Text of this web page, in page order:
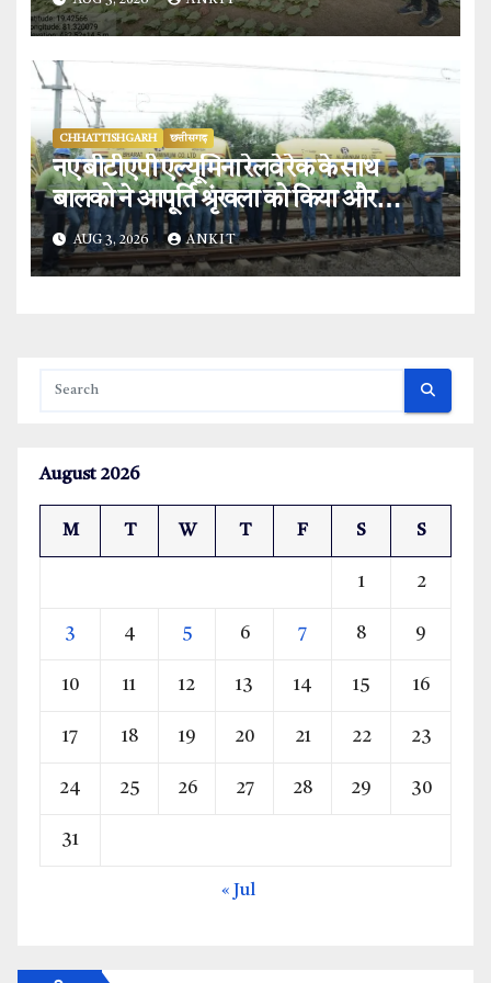
लाभ.
CHHATTISHGARH छत्तीसगढ़
नए बीटीएपी एल्यूमिना रेलवे रेक के साथ
बालको ने आपूर्ति श्रृंखला को किया और
मजबूत.
AUG 3, 2026 ANKIT
August 2026
M T W T F S S
1 2
3 4 5 6 7 8 9
10 11 12 13 14 15 16
17 18 19 20 21 22 23
24 25 26 27 28 29 30
31
« Jul